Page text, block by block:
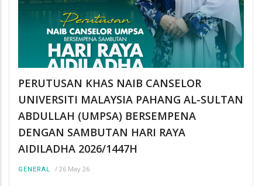
PERUTUSAN KHAS NAIB CANSELOR
UNIVERSITI MALAYSIA PAHANG AL-SULTAN
ABDULLAH (UMPSA) BERSEMPENA
DENGAN SAMBUTAN HARI RAYA
AIDILADHA 2026/1447H
GENERAL / 26 May 26